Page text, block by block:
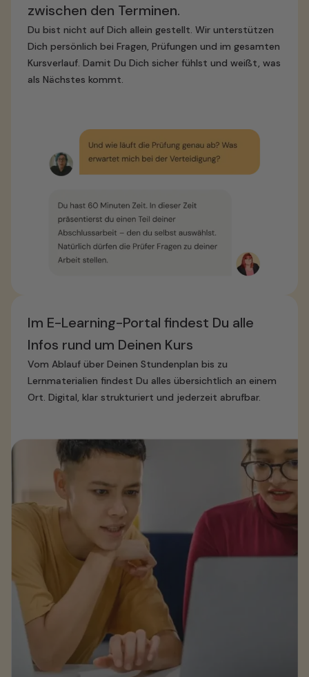
zwischen den Terminen.
Du bist nicht auf Dich allein gestellt. Wir unterstützen
Dich persönlich bei Fragen, Prüfungen und im gesamten
Kursverlauf. Damit Du Dich sicher fühlst und weißt, was
als Nächstes kommt.
Im E-Learning-Portal findest Du alle
Infos rund um Deinen Kurs
Vom Ablauf über Deinen Stundenplan bis zu
Lernmaterialien findest Du alles übersichtlich an einem
Ort. Digital, klar strukturiert und jederzeit abrufbar.